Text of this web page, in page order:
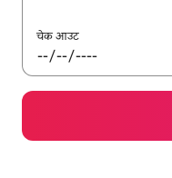
चेक आउट